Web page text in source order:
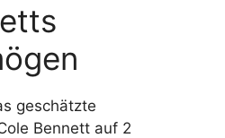
geschätzte
Bennett auf 2